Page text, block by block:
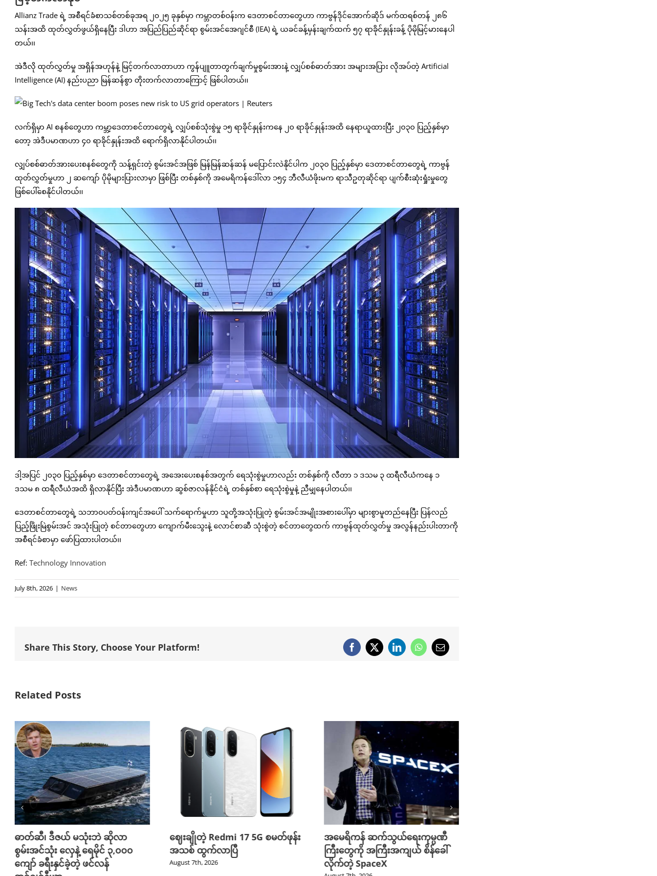
Allianz Trade ရဲ့ အစီရင်ခံစာသစ်တစ်ခုအရ ၂၀၂၅ ခုနှစ်မှာ ကမ္ဘာတစ်ဝန်းက ဒေတာစင်တာတွေဟာ ကာဗွန်ဒိုင်အောက်ဆိုဒ် မက်ထရစ်တန် ၂၈၆
သန်းအထိ ထုတ်လွှတ်ဖွယ်ရှိနေပြီး ဒါဟာ အပြည်ပြည်ဆိုင်ရာ စွမ်းအင်အေဂျင်စီ (IEA) ရဲ့ ယခင်ခန့်မှန်းချက်ထက် ၅၇ ရာခိုင်နှုန်းခန့် ပိုမိုမြင့်မားနေပါ
တယ်၊၊
အဲဒီလို ထုတ်လွှတ်မှု အရှိန်အဟုန်နဲ့ မြင့်တက်လာတာဟာ ကွန်ပျူတာတွက်ချက်မှုစွမ်းအားနဲ့ လျှပ်စစ်ဓာတ်အား အများအပြား လိုအပ်တဲ့ Artificial
Intelligence (AI) နည်းပညာ မြန်ဆန်စွာ တိုးတက်လာတာကြောင့် ဖြစ်ပါတယ်၊၊
လက်ရှိမှာ AI စနစ်တွေဟာ ကမ္ဘာ့ဒေတာစင်တာတွေရဲ့ လျှပ်စစ်သုံးစွဲမှု ၁၅ ရာခိုင်နှုန်းကနေ ၂၀ ရာခိုင်နှုန်းအထိ နေရာယူထားပြီး ၂၀၃၀ ပြည့်နှစ်မှာ
တော့ အဲဒီပမာဏဟာ ၄၀ ရာခိုင်နှုန်းအထိ ရောက်ရှိလာနိုင်ပါတယ်၊၊
လျှပ်စစ်ဓာတ်အားပေးစနစ်တွေကို သန့်ရှင်းတဲ့ စွမ်းအင်အဖြစ် မြန်မြန်ဆန်ဆန် မပြောင်းလဲနိုင်ပါက ၂၀၃၀ ပြည့်နှစ်မှာ ဒေတာစင်တာတွေရဲ့ ကာဗွန်
ထုတ်လွှတ်မှုဟာ ၂ ဆကျော် ပိုမိုများပြားလာမှာ ဖြစ်ပြီး တစ်နှစ်ကို အမေရိကန်ဒေါ်လာ ၁၅၄ ဘီလီယံဖိုးမက ရာသီဥတုဆိုင်ရာ ပျက်စီးဆုံးရှုံးမှုတွေ
ဖြစ်ပေါ်စေနိုင်ပါတယ်၊၊
ဒါ့အပြင် ၂၀၃၀ ပြည့်နှစ်မှာ ဒေတာစင်တာတွေရဲ့ အအေးပေးစနစ်အတွက် ရေသုံးစွဲမှုဟာလည်း တစ်နှစ်ကို လီတာ ၁ ဒသမ ၃ ထရီလီယံကနေ ၁
ဒသမ ၈ ထရီလီယံအထိ ရှိလာနိုင်ပြီး အဲဒီပမာဏဟာ ဆွစ်ဇာလန်နိုင်ငံရဲ့ တစ်နှစ်စာ ရေသုံးစွဲမှုနဲ့ ညီမျှနေပါတယ်၊၊
ဒေတာစင်တာတွေရဲ့ သဘာဝပတ်ဝန်းကျင်အပေါ် သက်ရောက်မှုဟာ သူတို့အသုံးပြုတဲ့ စွမ်းအင်အမျိုးအစားပေါ်မှာ များစွာမူတည်နေပြီး ပြန်လည်
ပြည့်ဖြိုးမြဲစွမ်းအင် အသုံးပြုတဲ့ စင်တာတွေဟာ ကျောက်မီးသွေးနဲ့ လောင်စာဆီ သုံးစွဲတဲ့ စင်တာတွေထက် ကာဗွန်ထုတ်လွှတ်မှု အလွန်နည်းပါးတာကို
အစီရင်ခံစာမှာ ဖော်ပြထားပါတယ်၊၊
Ref: Technology Innovation
July 8th, 2026 | News
Share This Story, Choose Your Platform! Facebook
X LinkedInWhatsApp
Email
Related Posts
ဓာတ်ဆီ၊ ဒီဇယ် မသုံးဘဲ ဆိုလာ
စွမ်းအင်သုံး လှေနဲ့ ရေမိုင် ၃,၀၀၀
ကျော် ခရီးနှင်ခဲ့တဲ့ ဖင်လန်
ဈေးချိုတဲ့ Redmi 17 5G စမတ်ဖုန်း
အသစ် ထွက်လာပြီ
August 7th, 2026
အမေရိကန် ဆက်သွယ်ရေးကုမ္ပဏီ
ကြီးတွေကို အကြီးအကျယ် စိန်ခေါ်
လိုက်တဲ့ SpaceX